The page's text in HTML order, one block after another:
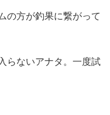
の方が釣果に繋がって
らないアナタ。一度試